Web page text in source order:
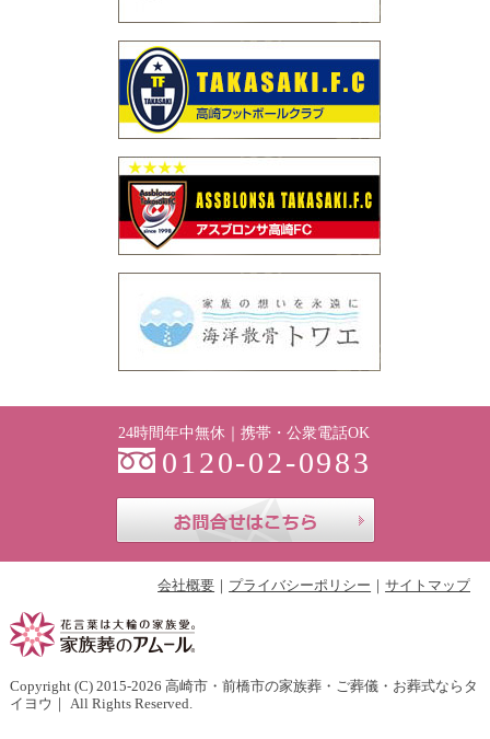
24時間年中無休｜携帯・公衆電話OK
0120-02-0983
会社概要 プライバシーポリシー サイトマップ
Copyright (C) 2015-2026 高崎市・前橋市の家族葬・ご葬儀・お葬式ならタ
イヨウ ｜ All Rights Reserved.